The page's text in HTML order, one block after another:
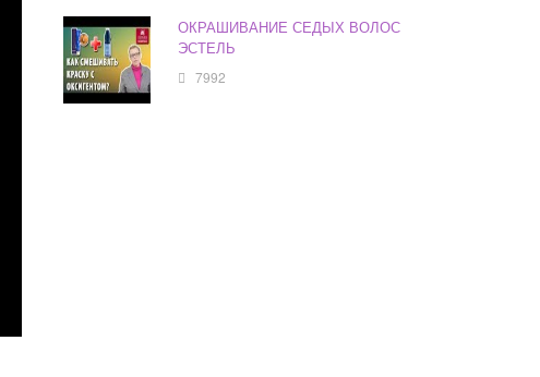
ОКРАШИВАНИЕ СЕДЫХ ВОЛОС
ЭСТЕЛЬ
7992